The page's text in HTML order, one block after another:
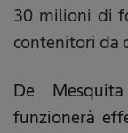
30 milioni di
contenitori da
De
funzionerà